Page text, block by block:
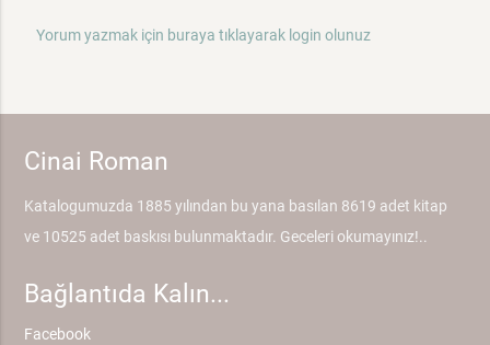
Yorum yazmak için buraya tıklayarak login olunuz
Cinai Roman
Katalogumuzda 1885 yılından bu yana basılan 8619 adet kitap
ve 10525 adet baskısı bulunmaktadır. Geceleri okumayınız!..
Bağlantıda Kalın...
Facebook